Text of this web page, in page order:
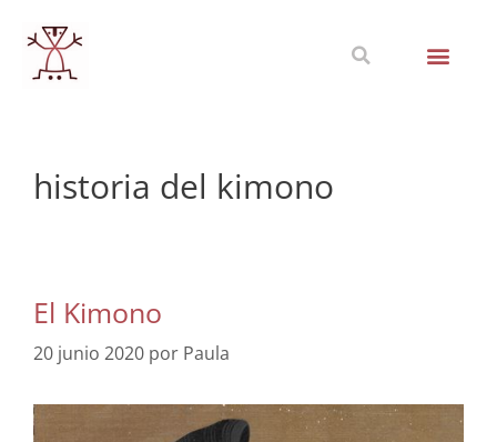
historia del kimono
El Kimono
20 junio 2020 por Paula